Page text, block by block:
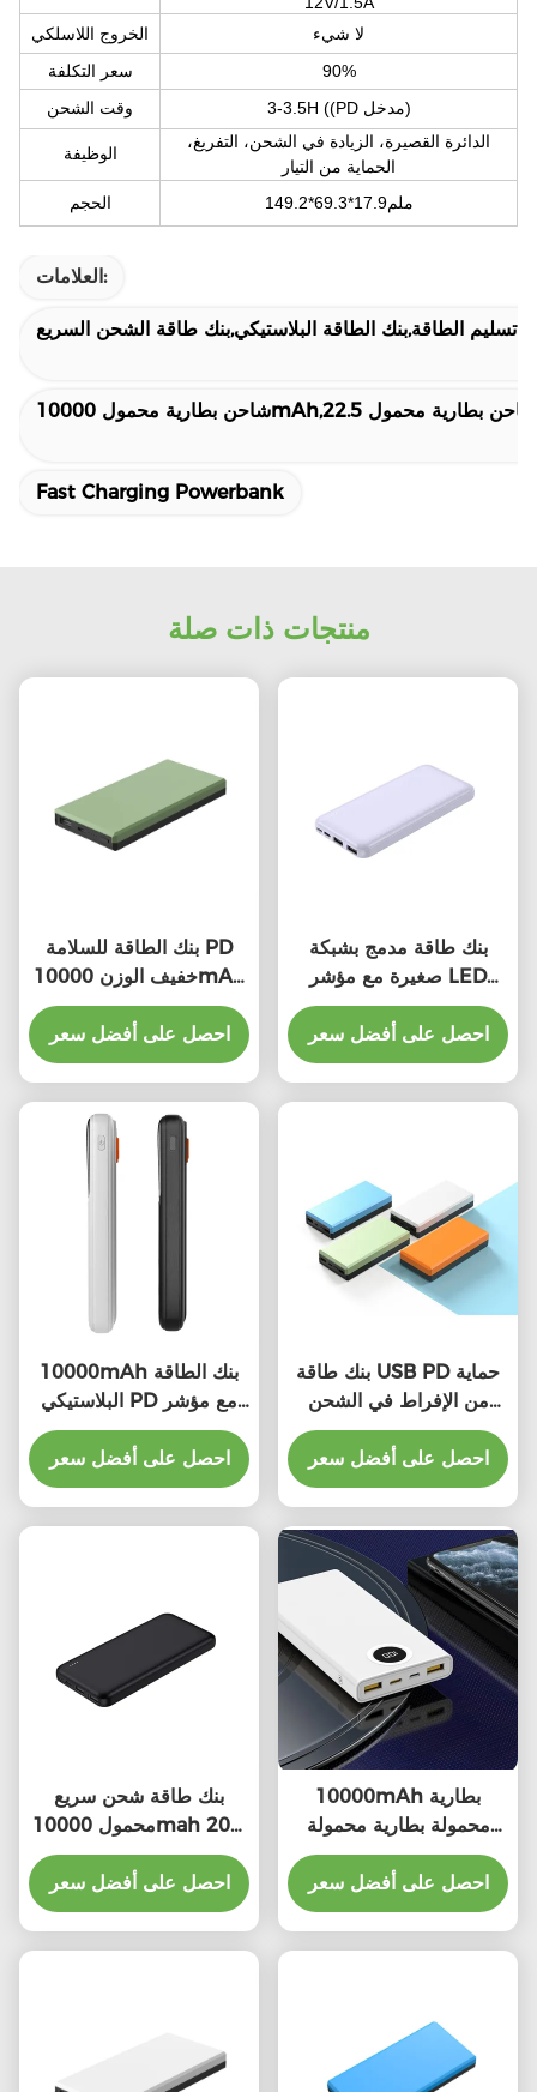
الخروج اللاسلكي
لا شيء
سعر التكلفة
90%
وقت الشحن
3-3.5H ((PD مدخل)
الوظيفة
الدائرة القصيرة، الزيادة في الشحن، التفريغ،
الحماية من التيار
الحجم
149.2*69.3*17.9ملم
العلامات:
تسليم الطاقة,بنك الطاقة البلاستيكي,بنك طاقة الشحن السريع
Fast Charging Powerbank
منتجات ذات صلة
بنك الطاقة للسلامة PD
خفيف الوزن 10000mAh
شحن سريع بنك الطاقة
الشحن
احصل على أفضل سعر
بنك طاقة مدمج بشبكة
صغيرة مع مؤشر LED
10000mAh سعة عالية
احصل على أفضل سعر
10000mAh بنك الطاقة
البلاستيكي PD مع مؤشر
LED الشحن السريع
العالمي
احصل على أفضل سعر
بنك طاقة USB PD حماية
من الإفراط في الشحن
20000mAh بنك طاقة
الهواتف الذكية
احصل على أفضل سعر
بنك طاقة شحن سريع
محمول 10000mah 20w
22.5w جهاز صغير
احصل على أفضل سعر
10000mAh بطارية
محمولة بطارية محمولة
بطارية محمولة بطارية
احصل على أفضل سعر